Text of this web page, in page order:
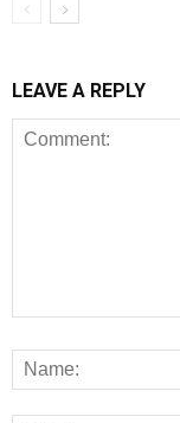
LEAVE A REPLY